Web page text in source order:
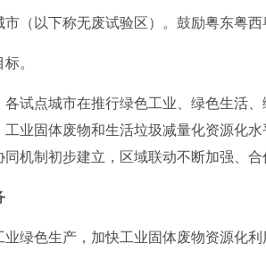
以下称无废试验区）。鼓励粤东粤西
。
点城市在推行绿色工业、绿色生活、
业固体废物和生活垃圾减量化资源化
机制初步建立，区域联动不断加强、合
色生产，加快工业固体废物资源化利